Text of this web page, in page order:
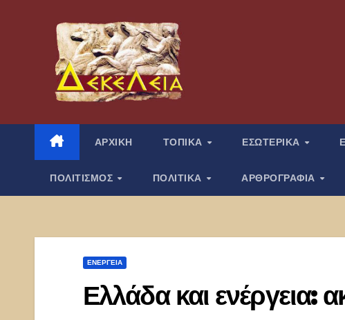
περιεχόμενο
ΑΡΧΙΚΗ ΤΟΠΙΚΑ ΕΣΩΤΕΡΙΚΑ
ΠΟΛΙΤΙΣΜΟΣ ΠΟΛΙΤΙΚΑ ΑΡΘΡΟΓΡΑΦΙΑ
ΕΝΈΡΓΕΙΑ
Ελλάδα και ενέργεια: